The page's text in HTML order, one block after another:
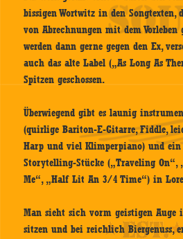
bissigen Wortwitz in den Songtexten,
von Abrechnungen mit dem Vorleben
werden dann gerne gegen den Ex,
auch das alte Label („As Long As
Spitzen geschossen.
Überwiegend gibt es launig
(quirlige Bariton-E-Gitarre, Fiddle,
Harp und viel Klimperpiano) und
Storytelling-Stücke („Traveling On“,
Me“, „Half Lit An 3/4 Time“) in
Man sieht sich vorm geistigen Auge
sitzen und bei reichlich Biergenuss,